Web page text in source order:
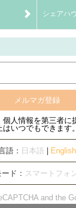
シェアハ
メルマガ登録
人情報を第三者に
いつでもできます。
語： 日本語 | English
ド： スマートフォ
and the